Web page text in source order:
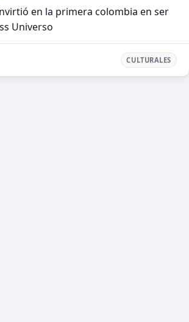
en la primera colombia en ser
Universo
CULTURALES